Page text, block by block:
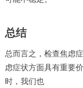
总结
总而言之，检查焦虑
虑症状方面具有重要
时，我们也